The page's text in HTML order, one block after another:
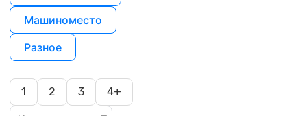
Машиноместо
Разное
1 2 3 4+